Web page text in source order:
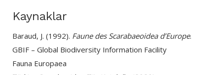
Kaynaklar
Baraud, J. (1992). Faune des Scarabaeoidea d’Europe.
GBIF – Global Biodiversity Information Facility
Fauna Europaea